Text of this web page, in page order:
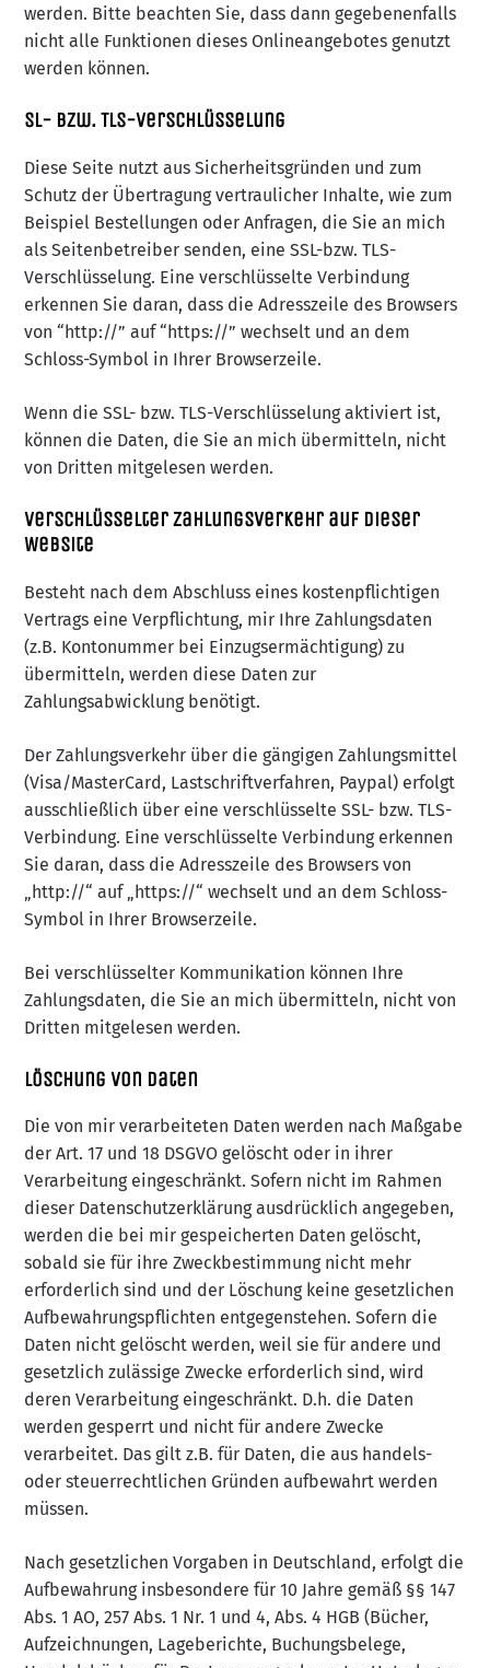
werden. Bitte beachten Sie, dass dann gegebenenfalls
nicht alle Funktionen dieses Onlineangebotes genutzt
werden können.
SL- bzw. TLS-Verschlüsselung
Diese Seite nutzt aus Sicherheitsgründen und zum
Schutz der Übertragung vertraulicher Inhalte, wie zum
Beispiel Bestellungen oder Anfragen, die Sie an mich
als Seitenbetreiber senden, eine SSL-bzw. TLS-
Verschlüsselung. Eine verschlüsselte Verbindung
erkennen Sie daran, dass die Adresszeile des Browsers
von “http://” auf “https://” wechselt und an dem
Schloss-Symbol in Ihrer Browserzeile.
Wenn die SSL- bzw. TLS-Verschlüsselung aktiviert ist,
können die Daten, die Sie an mich übermitteln, nicht
von Dritten mitgelesen werden.
Verschlüsselter Zahlungsverkehr auf dieser
Website
Besteht nach dem Abschluss eines kostenpflichtigen
Vertrags eine Verpflichtung, mir Ihre Zahlungsdaten
(z.B. Kontonummer bei Einzugsermächtigung) zu
übermitteln, werden diese Daten zur
Zahlungsabwicklung benötigt.
Der Zahlungsverkehr über die gängigen Zahlungsmittel
(Visa/MasterCard, Lastschriftverfahren, Paypal) erfolgt
ausschließlich über eine verschlüsselte SSL- bzw. TLS-
Verbindung. Eine verschlüsselte Verbindung erkennen
Sie daran, dass die Adresszeile des Browsers von
„http://“ auf „https://“ wechselt und an dem Schloss-
Symbol in Ihrer Browserzeile.
Bei verschlüsselter Kommunikation können Ihre
Zahlungsdaten, die Sie an mich übermitteln, nicht von
Dritten mitgelesen werden.
Löschung von Daten
Die von mir verarbeiteten Daten werden nach Maßgabe
der Art. 17 und 18 DSGVO gelöscht oder in ihrer
Verarbeitung eingeschränkt. Sofern nicht im Rahmen
dieser Datenschutzerklärung ausdrücklich angegeben,
werden die bei mir gespeicherten Daten gelöscht,
sobald sie für ihre Zweckbestimmung nicht mehr
erforderlich sind und der Löschung keine gesetzlichen
Aufbewahrungspflichten entgegenstehen. Sofern die
Daten nicht gelöscht werden, weil sie für andere und
gesetzlich zulässige Zwecke erforderlich sind, wird
deren Verarbeitung eingeschränkt. D.h. die Daten
werden gesperrt und nicht für andere Zwecke
verarbeitet. Das gilt z.B. für Daten, die aus handels-
oder steuerrechtlichen Gründen aufbewahrt werden
müssen.
Nach gesetzlichen Vorgaben in Deutschland, erfolgt die
Aufbewahrung insbesondere für 10 Jahre gemäß §§ 147
Abs. 1 AO, 257 Abs. 1 Nr. 1 und 4, Abs. 4 HGB (Bücher,
Aufzeichnungen, Lageberichte, Buchungsbelege,